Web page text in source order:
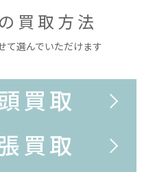
買取方法
て選んでいただけます
買取
買取